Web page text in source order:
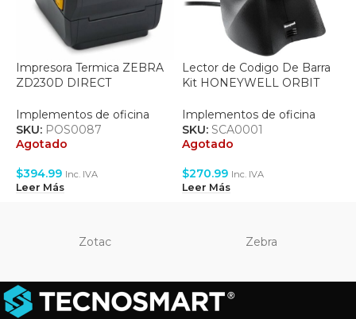
Impresora Termica ZEBRA
ZD230D DIRECT
Implementos de oficina
SKU: POS0087
Agotado
$394.99 Inc. IVA
Leer Más
Lector de Codigo De Barra
Kit HONEYWELL ORBIT
2USBX-0
Implementos de oficina
SKU: SCA0001
Agotado
$270.99 Inc. IVA
Leer Más
Zotac Zebra